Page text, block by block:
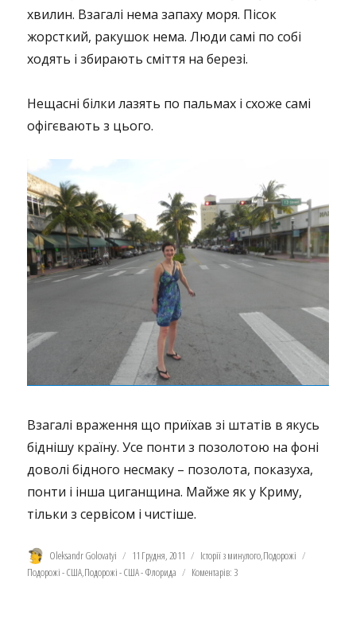
хвилин. Взагалі нема запаху моря. Пісок
жорсткий, ракушок нема. Люди самі по собі
ходять і збирають сміття на березі.
Нещасні білки лазять по пальмах і схоже самі
офігєвають з цього.
Взагалі враження що приїхав зі штатів в якусь
біднішу країну. Усе понти з позолотою на фоні
доволі бідного несмаку – позолота, показуха,
понти і інша циганщина. Майже як у Криму,
тільки з сервісом і чистіше.
Автор
Oleksandr Golovatyi Оприлюднено
11 Грудня, 2011 Категорії
Історії з минулого,Подорожі
Подорожі - США,Подорожі - США - Флорида Коментарів: 3